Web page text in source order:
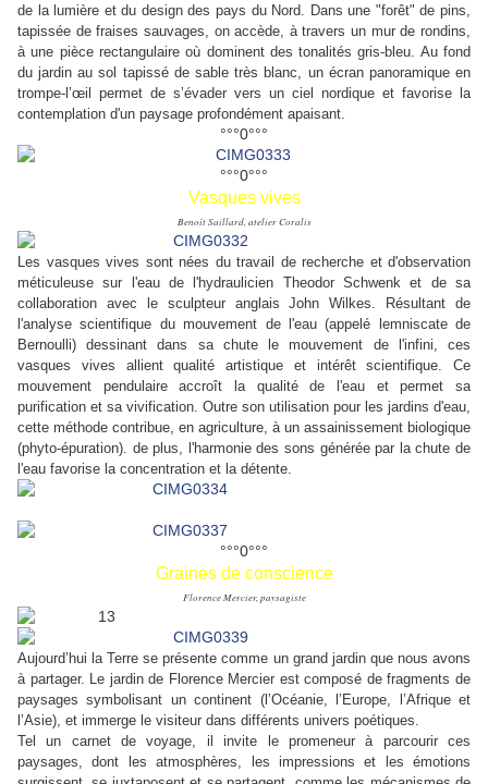
de la lumière et du design des pays du Nord. Dans une "forêt" de pins,
tapissée de fraises sauvages, on accède, à travers un mur de rondins,
à une pièce rectangulaire où dominent des tonalités gris-bleu. Au fond
du jardin au sol tapissé de sable très blanc, un écran panoramique en
trompe-l’œil permet de s’évader vers un ciel nordique et favorise la
contemplation d'un paysage profondément apaisant.
°°°0°°°
°°°0°°°
Vasques vives
Benoît Saillard, atelier Coralis
Les vasques vives sont nées du travail de recherche et d'observation
méticuleuse sur l'eau de l'hydraulicien Theodor Schwenk et de sa
collaboration avec le sculpteur anglais John Wilkes. Résultant de
l'analyse scientifique du mouvement de l'eau (appelé lemniscate de
Bernoulli) dessinant dans sa chute le mouvement de l'infini, ces
vasques vives allient qualité artistique et intérêt scientifique. Ce
mouvement pendulaire accroît la qualité de l'eau et permet sa
purification et sa vivification. Outre son utilisation pour les jardins d'eau,
cette méthode contribue, en agriculture, à un assainissement biologique
(phyto-épuration). de plus, l'harmonie des sons générée par la chute de
l'eau favorise la concentration et la détente.
°°°0°°°
Graines de conscience
Florence Mercier, paysagiste
Aujourd’hui la Terre se présente comme un grand jardin que nous avons
à partager. Le jardin de Florence Mercier est composé de fragments de
paysages symbolisant un continent (l’Océanie, l’Europe, l’Afrique et
l’Asie), et immerge le visiteur dans différents univers poétiques.
Tel un carnet de voyage, il invite le promeneur à parcourir ces
paysages, dont les atmosphères, les impressions et les émotions